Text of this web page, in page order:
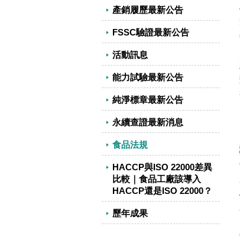
產銷履歷最新公告
FSSC驗證最新公告
活動訊息
能力試驗最新公告
純淨標章最新公告
永續查證最新消息
食品法規
HACCP與ISO 22000差異
比較｜食品工廠該導入
HACCP還是ISO 22000？
歷年成果